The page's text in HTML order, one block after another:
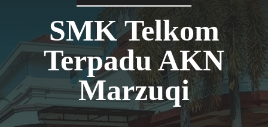
SMK Telkom
Terpadu AKN
Marzuqi